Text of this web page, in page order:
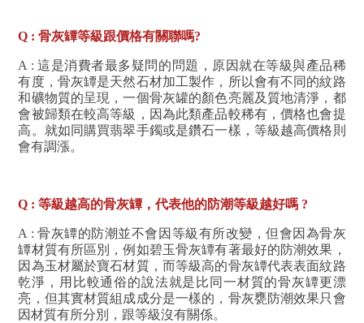
Q : 骨灰罈等級跟價格有關聯嗎?
A : 這是消費者最多疑問的問題，原因就在等級與產品稀
有度，骨灰罈是天然石材加工製作，所以會有不同的紋路
和礦物質的呈現，一個骨灰罐的顏色亮麗及質地清淨，都
會被歸類在較高等級，因為此類產品較稀有，價格也會提
高。就如同購買翡翠手鐲或是鑽石一樣，等級越高價格則
會有調漲。
Q : 等級越高的骨灰罈，代表他的防潮等級越好嗎 ?
A : 骨灰罈的防潮並不會因等級有所改變，但會因為骨灰
罈材質有所區別，例如碧玉骨灰罈有著最好的防潮效果，
因為玉材屬於寶石材質，而等級高的骨灰罈代表表面紋路
乾淨，用比較通俗的說法就是比同一材質的骨灰罈更漂
亮，但其實材質組成成分是一樣的，骨灰甕防潮效果只會
因材質有所分別，跟等級沒有關係。